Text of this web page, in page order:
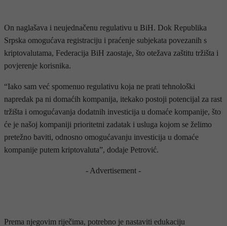
On naglašava i neujednačenu regulativu u BiH. Dok Republika
Srpska omogućava registraciju i praćenje subjekata povezanih s
kriptovalutama, Federacija BiH zaostaje, što otežava zaštitu tržišta i
povjerenje korisnika.
“Iako sam već spomenuo regulativu koja ne prati tehnološki
napredak pa ni domaćih kompanija, itekako postoji potencijal za rast
tržišta i omogućavanja dodatnih investicija u domaće kompanije, što
će je našoj kompaniji prioritetni zadatak i usluga kojom se želimo
pretežno baviti, odnosno omogućavanju investicija u domaće
kompanije putem kriptovaluta”, dodaje Petrović.
- Advertisement -
Prema njegovim riječima, potrebno je nastaviti edukaciju